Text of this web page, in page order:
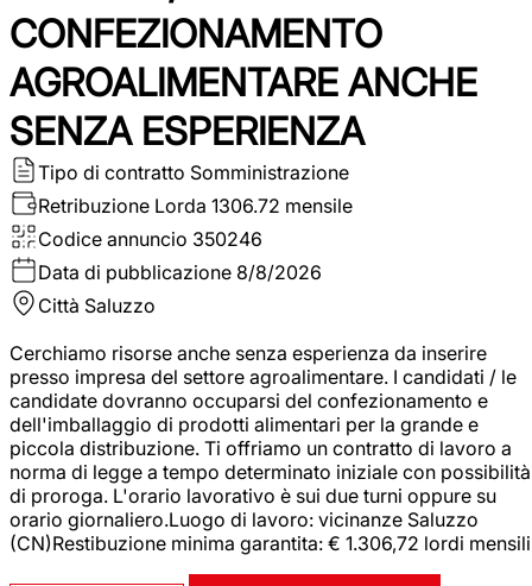
CONFEZIONAMENTO
AGROALIMENTARE ANCHE
SENZA ESPERIENZA
Tipo di contratto Somministrazione
Retribuzione Lorda 1306.72 mensile
Codice annuncio 350246
Data di pubblicazione 8/8/2026
Città Saluzzo
Cerchiamo risorse anche senza esperienza da inserire
presso impresa del settore agroalimentare. I candidati / le
candidate dovranno occuparsi del confezionamento e
dell'imballaggio di prodotti alimentari per la grande e
piccola distribuzione. Ti offriamo un contratto di lavoro a
norma di legge a tempo determinato iniziale con possibilità
di proroga. L'orario lavorativo è sui due turni oppure su
orario giornaliero.Luogo di lavoro: vicinanze Saluzzo
(CN)Restibuzione minima garantita: € 1.306,72 lordi mensili